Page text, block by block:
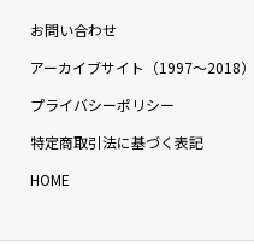
お問い合わせ
アーカイブサイト（1997〜2018）
プライバシーポリシー
特定商取引法に基づく表記
HOME